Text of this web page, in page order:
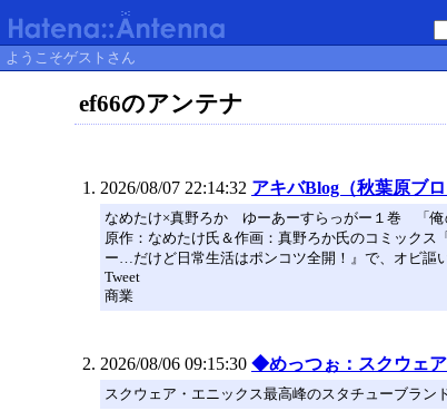
ようこそゲストさん
ef66のアンテナ
2026/08/07 22:14:32 アキバBlog（秋葉原ブロ
なめたけ×真野ろか ゆーあーすらっがー１巻 「俺
原作：なめたけ氏＆作画：真野ろか氏のコミック
ー…だけど日常生活はポンコツ全開！』で、オビ謳
Tweet
商業
2026/08/06 09:15:30 ◆めっつぉ：スクウェ
スクウェア・エニックス最高峰のスタチューブラ